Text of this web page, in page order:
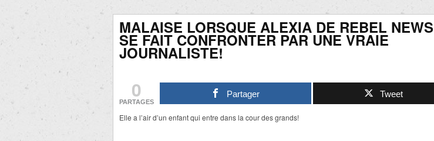
MALAISE LORSQUE ALEXIA DE REBEL NEWS
SE FAIT CONFRONTER PAR UNE VRAIE
JOURNALISTE!
0
PARTAGES
Partager Tweet
Elle a l’air d’un enfant qui entre dans la cour des grands!